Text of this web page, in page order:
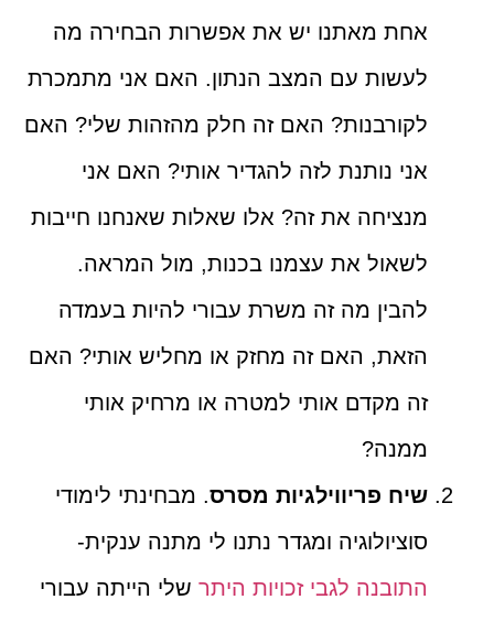
אחת מאתנו יש את אפשרות הבחירה מה
לעשות עם המצב הנתון. האם אני מתמכרת
לקורבנות? האם זה חלק מהזהות שלי? האם
אני נותנת לזה להגדיר אותי? האם אני
מנציחה את זה? אלו שאלות שאנחנו חייבות
לשאול את עצמנו בכנות, מול המראה.
להבין מה זה משרת עבורי להיות בעמדה
הזאת, האם זה מחזק או מחליש אותי? האם
זה מקדם אותי למטרה או מרחיק אותי
ממנה?
שיח פריווילגיות מסרס. מבחינתי לימודי
סוציולוגיה ומגדר נתנו לי מתנה ענקית-
התובנה לגבי זכויות היתר שלי הייתה עבורי